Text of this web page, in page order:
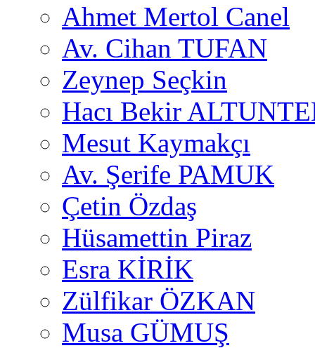
Ahmet Mertol Canel
Av. Cihan TUFAN
Zeynep Seçkin
Hacı Bekir
Mesut Kaymakçı
Av. Şerife PAMUK
Çetin Özdaş
Hüsamettin Piraz
Esra KİRİK
Zülfikar ÖZKAN
Musa GÜMUŞ